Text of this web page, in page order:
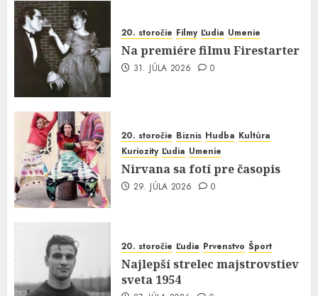
20. storočie Filmy Ľudia Umenie
Na premiére filmu Firestarter
31. JÚLA 2026 0
20. storočie Biznis Hudba Kultúra
Kuriozity Ľudia Umenie
Nirvana sa fotí pre časopis
29. JÚLA 2026 0
20. storočie Ľudia Prvenstvo Šport
Najlepší strelec majstrovstiev
sveta 1954